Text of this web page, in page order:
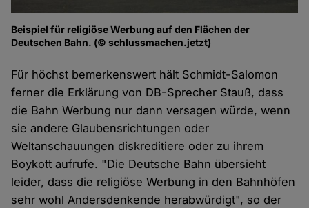
Beispiel für religiöse Werbung auf den Flächen der
Deutschen Bahn. (© schlussmachen.jetzt)
Für höchst bemerkenswert hält Schmidt-Salomon
ferner die Erklärung von DB-Sprecher Stauß, dass
die Bahn Werbung nur dann versagen würde, wenn
sie andere Glaubensrichtungen oder
Weltanschauungen diskreditiere oder zu ihrem
Boykott aufrufe. "Die Deutsche Bahn übersieht
leider, dass die religiöse Werbung in den Bahnhöfen
sehr wohl Andersdenkende herabwürdigt", so der